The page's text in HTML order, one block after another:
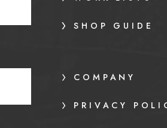
SHOP GUIDE
COMPANY
PRIVACY